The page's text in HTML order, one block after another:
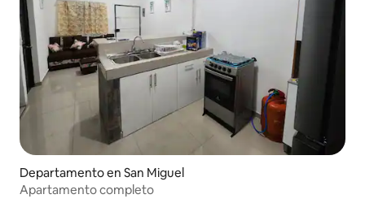
Departamento en San Miguel
Apartamento completo